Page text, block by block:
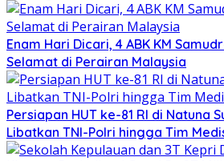
Enam Hari Dicari, 4 ABK KM
Selamat di Perairan Malaysia
Persiapan HUT ke-81 RI di Natuna
Libatkan TNI-Polri hingga Tim